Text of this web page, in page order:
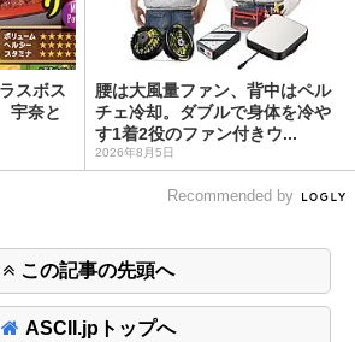
スボス
宇奈と
腰は大風量ファン、背中はペル
チェ冷却。ダブルで身体を冷や
す1着2役のファン付きウ...
2026年8月5日
Recommended by
この記事の先頭へ
ASCII.jpトップへ